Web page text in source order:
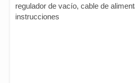
regulador de vacío, cable de
instrucciones